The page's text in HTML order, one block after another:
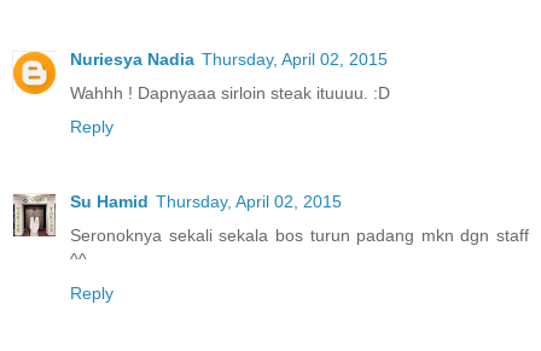
Nuriesya Nadia Thursday, April 02, 2015
Wahhh ! Dapnyaaa sirloin steak ituuuu. :D
Reply
Su Hamid Thursday, April 02, 2015
Seronoknya sekali sekala bos turun padang mkn dgn staff
^^
Reply